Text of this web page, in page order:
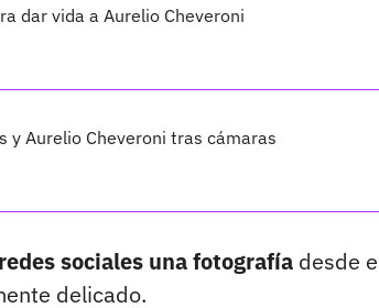
dar vida a Aurelio Cheveroni
y Aurelio Cheveroni tras cámaras
sociales una fotografía desde
delicado.